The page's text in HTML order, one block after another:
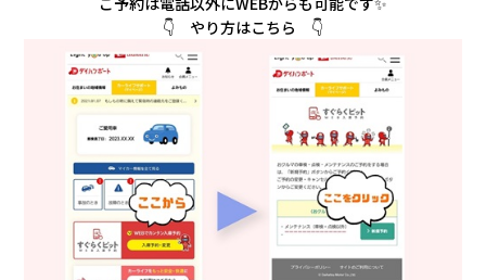
👇 やり方はこちら 👇